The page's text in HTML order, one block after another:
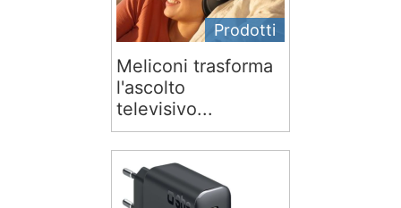
Prodotti
Meliconi trasforma
l'ascolto
televisivo...